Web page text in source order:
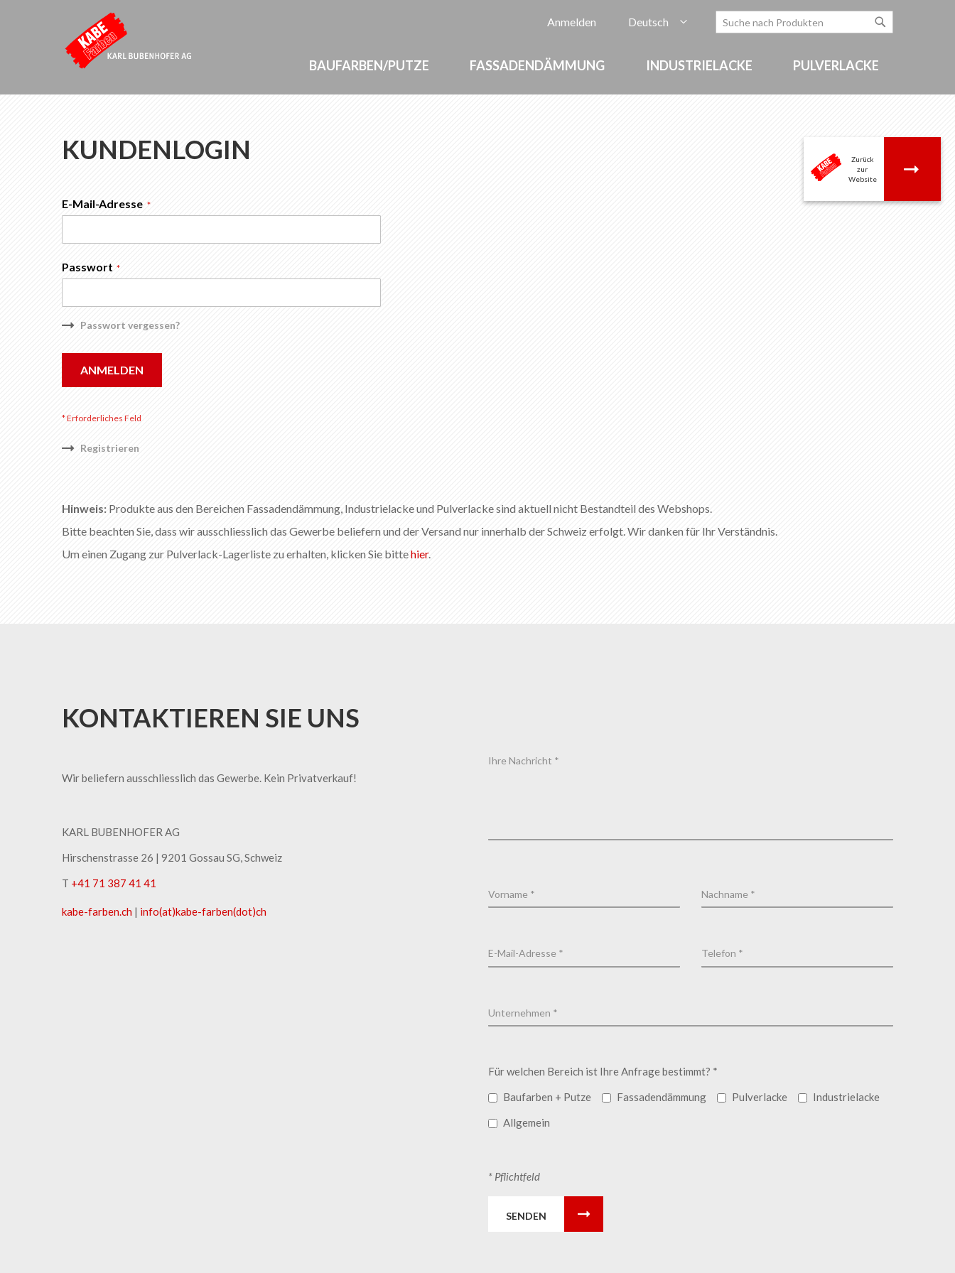
Anmelden
Deutsch
Search
Zurück
zur
Website
BAUFARBEN/PUTZE FASSADENDÄMMUNG INDUSTRIELACKE PULVERLACKE
KUNDENLOGIN
E-Mail-Adresse
Passwort
ANMELDEN
Passwort vergessen?
Registrieren
Hinweis: Produkte aus den Bereichen Fassadendämmung, Industrielacke und Pulverlacke sind aktuell nicht Bestandteil des Webshops.
Bitte beachten Sie, dass wir ausschliesslich das Gewerbe beliefern und der Versand nur innerhalb der Schweiz erfolgt. Wir danken für Ihr Verständnis.
Um einen Zugang zur Pulverlack-Lagerliste zu erhalten, klicken Sie bittehier.
KONTAKTIEREN SIE UNS
Wir beliefern ausschliesslich das Gewerbe. Kein Privatverkauf!
KARL BUBENHOFER AG
Hirschenstrasse 26 | ​9201 Gossau SG, Schweiz
T +41 71 387 41 41
kabe-​farben.ch | info(at)kabe-​farben(dot)ch
Für welchen Bereich ist Ihre Anfrage bestimmt? *
Baufarben + Putze
Fassadendämmung Pulverlacke
Industrielacke
Allgemein
* Pflichtfeld
SENDEN